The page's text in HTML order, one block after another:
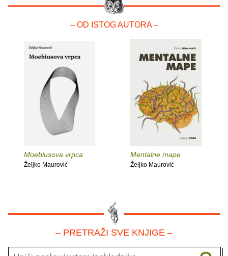
– OD ISTOG AUTORA –
Moebiusova vrpca
Željko Maurović
Mentalne mape
Željko Maurović
– PRETRAŽI SVE KNJIGE –